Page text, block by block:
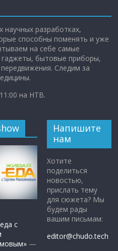
разработках,
способны поменять и уже
на себе самые
бытовые приборы,
Следим за
на НТВ.
с
—
Напишите
нам
Хотите
поделиться
новостью,
прислать тему
для сюжета? Мы
будем рады
вашим письмам:
editor@chudo.tech